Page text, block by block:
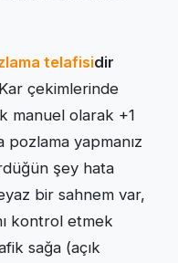
telafisidir
çekimlerinde
manuel olarak +1
yapmanız
şey hata
bir sahnem var,
kontrol etmek
sağa (açık